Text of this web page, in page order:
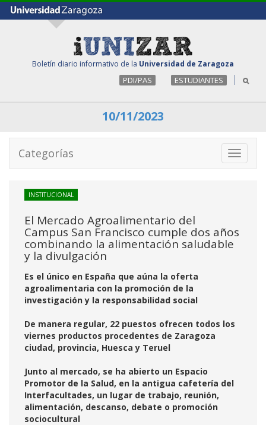
Boletín diario informativo de la Universidad de Zaragoza
PDI/PAS ESTUDIANTES
10/11/2023
Toggle
Categorías
INSTITUCIONAL
El Mercado Agroalimentario del
Campus San Francisco cumple dos años
combinando la alimentación saludable
y la divulgación
Es el único en España que aúna la oferta
agroalimentaria con la promoción de la
investigación y la responsabilidad social
De manera regular, 22 puestos ofrecen todos los
viernes productos procedentes de Zaragoza
ciudad, provincia, Huesca y Teruel
Junto al mercado, se ha abierto un Espacio
Promotor de la Salud, en la antigua cafetería del
Interfacultades, un lugar de trabajo, reunión,
alimentación, descanso, debate o promoción
sociocultural